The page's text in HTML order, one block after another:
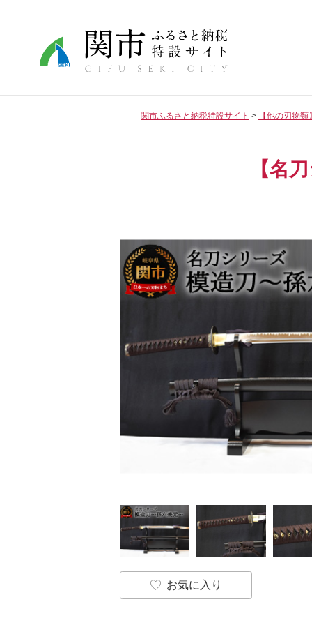
関市ふるさと納税特設サイト 【他の刃物
【名
お気に入り